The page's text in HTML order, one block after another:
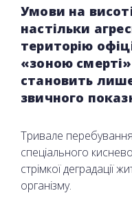
Умови на
настільки
територію
«зоною
становить
звичного
Тривале
спеціального
стрімкої деградації
організму.